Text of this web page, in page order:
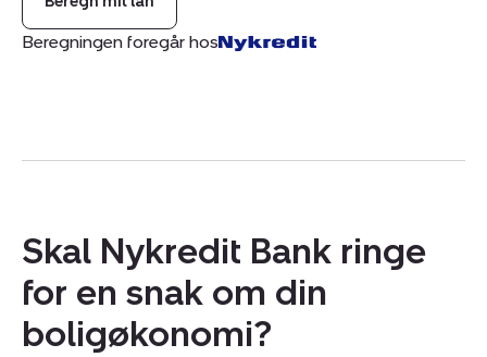
Oplev dette dejlige sted, hvor der er adgang til
terrassen fra alle rum, og hvor terrassen omkredser
Beregningen foregår hos
Skal Nykredit Bank ringe
for en snak om din
boligøkonomi?